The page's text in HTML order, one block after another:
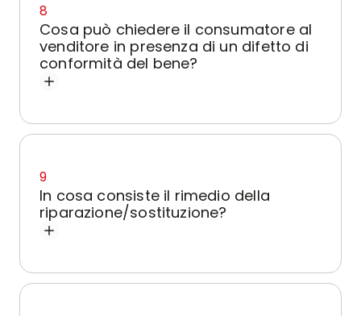
8
Cosa può chiedere il consumatore al
venditore in presenza di un difetto di
conformità del bene?
9
In cosa consiste il rimedio della
riparazione/sostituzione?